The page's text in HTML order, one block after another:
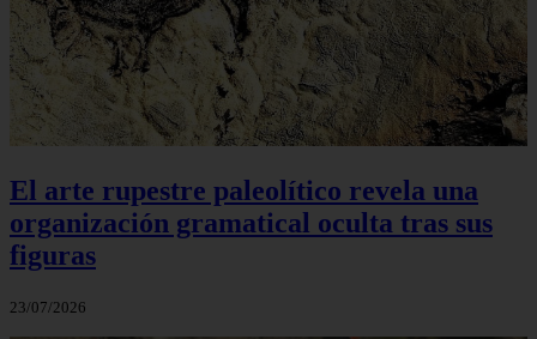
El arte rupestre paleolítico revela una
organización gramatical oculta tras sus
figuras
23/07/2026